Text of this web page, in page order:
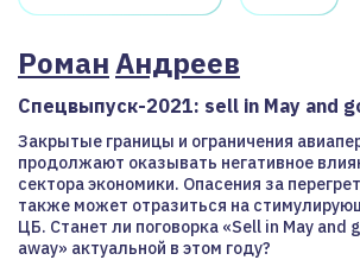
РоманАндреев
Спецвыпуск-2021: sell in May and
Закрытые границы и ограничения
продолжают оказывать негативное
сектора экономики. Опасения за
также может отразиться на
ЦБ. Станет ли поговорка «Sell in May and go
away» актуальной в этом году?